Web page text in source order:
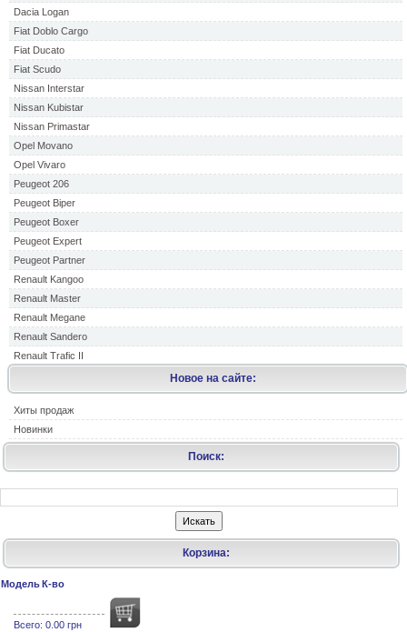
Dacia Logan
Fiat Doblo Cargo
Fiat Ducato
Fiat Scudo
Nissan Interstar
Nissan Kubistar
Nissan Primastar
Opel Movano
Opel Vivaro
Peugeot 206
Peugeot Biper
Peugeot Boxer
Peugeot Expert
Peugeot Partner
Renault Kangoo
Renault Master
Renault Megane
Renault Sandero
Renault Trafic II
Новое на сайте:
Хиты продаж
Новинки
Поиск:
Корзина:
Модель К-во
Всего: 0.00 грн